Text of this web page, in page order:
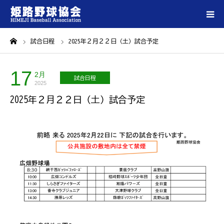
試合日程 2025年２月２２日（土）試合予定
17 2月
2025
試合日程
2025年２月２２日（土）試合予定
ホーム
姫路野球協会について
登録チーム一覧
各種ダウンロード